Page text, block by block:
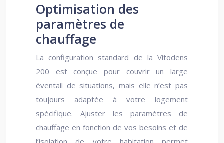
Optimisation des
paramètres de
chauffage
La configuration standard de la Vitodens
200 est conçue pour couvrir un large
éventail de situations, mais elle n’est pas
toujours adaptée à votre logement
spécifique. Ajuster les paramètres de
chauffage en fonction de vos besoins et de